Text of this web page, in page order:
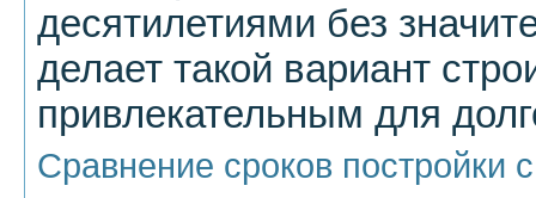
десятилетиями без
делает такой вариант
привлекательным для
Сравнение сроков постройки